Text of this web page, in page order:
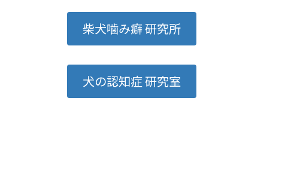
柴犬噛み癖 研究所
犬の認知症 研究室